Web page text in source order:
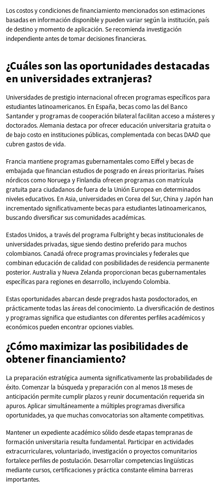
Los costos y condiciones de financiamiento mencionados son estimaciones
basadas en información disponible y pueden variar según la institución, país
de destino y momento de aplicación. Se recomienda investigación
independiente antes de tomar decisiones financieras.
¿Cuáles son las oportunidades destacadas
en universidades extranjeras?
Universidades de prestigio internacional ofrecen programas específicos para
estudiantes latinoamericanos. En España, becas como las del Banco
Santander y programas de cooperación bilateral facilitan acceso a másteres y
doctorados. Alemania destaca por ofrecer educación universitaria gratuita o
de bajo costo en instituciones públicas, complementada con becas DAAD que
cubren gastos de vida.
Francia mantiene programas gubernamentales como Eiffel y becas de
embajada que financian estudios de posgrado en áreas prioritarias. Países
nórdicos como Noruega y Finlandia ofrecen programas con matrícula
gratuita para ciudadanos de fuera de la Unión Europea en determinados
niveles educativos. En Asia, universidades en Corea del Sur, China y Japón han
incrementado significativamente becas para estudiantes latinoamericanos,
buscando diversificar sus comunidades académicas.
Estados Unidos, a través del programa Fulbright y becas institucionales de
universidades privadas, sigue siendo destino preferido para muchos
colombianos. Canadá ofrece programas provinciales y federales que
combinan educación de calidad con posibilidades de residencia permanente
posterior. Australia y Nueva Zelanda proporcionan becas gubernamentales
específicas para regiones en desarrollo, incluyendo Colombia.
Estas oportunidades abarcan desde pregrados hasta posdoctorados, en
prácticamente todas las áreas del conocimiento. La diversificación de destinos
y programas significa que estudiantes con diferentes perfiles académicos y
económicos pueden encontrar opciones viables.
¿Cómo maximizar las posibilidades de
obtener financiamiento?
La preparación estratégica aumenta significativamente las probabilidades de
éxito. Comenzar la búsqueda y preparación con al menos 18 meses de
anticipación permite cumplir plazos y reunir documentación requerida sin
apuros. Aplicar simultáneamente a múltiples programas diversifica
oportunidades, ya que muchas convocatorias son altamente competitivas.
Mantener un expediente académico sólido desde etapas tempranas de
formación universitaria resulta fundamental. Participar en actividades
extracurriculares, voluntariado, investigación o proyectos comunitarios
fortalece perfiles de postulación. Desarrollar competencias lingüísticas
mediante cursos, certificaciones y práctica constante elimina barreras
importantes.